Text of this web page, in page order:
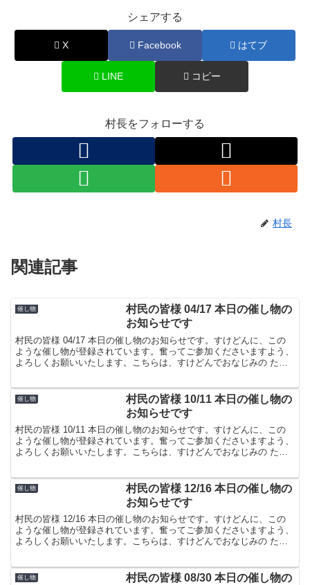
シェアする
X Facebook はてブ
LINE コピー
村長をフォローする
村長
関連記事
催し物
村民の皆様 04/17 本日の催し物の
お知らせです
村民の皆様 04/17 本日の催し物のお知らせです。すけどんに、この
ような催し物が登録されています。奮ってご参加くださいますよう、
よろしくお願いいたします。こちらは、すけどんでおなじみの たま
催し物
村民の皆様 10/11 本日の催し物の
お知らせです
村民の皆様 10/11 本日の催し物のお知らせです。すけどんに、この
ような催し物が登録されています。奮ってご参加くださいますよう、
よろしくお願いいたします。こちらは、すけどんでおなじみの たま
催し物
村民の皆様 12/16 本日の催し物の
お知らせです
村民の皆様 12/16 本日の催し物のお知らせです。すけどんに、この
ような催し物が登録されています。奮ってご参加くださいますよう、
よろしくお願いいたします。こちらは、すけどんでおなじみの たま
催し物
村民の皆様 08/30 本日の催し物の